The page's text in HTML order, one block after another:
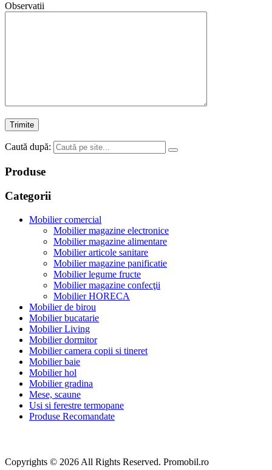
Expert.
Observatii
Caută după:
Produse
Categorii
Mobilier comercial
Mobilier magazine electronice
Mobilier magazine alimentare
Mobilier articole sanitare
Mobilier magazine panificatie
Mobilier legume fructe
Mobilier magazine confecţii
Mobilier HORECA
Mobilier de birou
Mobilier bucatarie
Mobilier Living
Mobilier dormitor
Mobilier camera copii si tineret
Mobilier baie
Mobilier hol
Mobilier gradina
Mese, scaune
Usi si ferestre termopane
Produse Recomandate
Copyrights © 2026 All Rights Reserved. Promobil.ro